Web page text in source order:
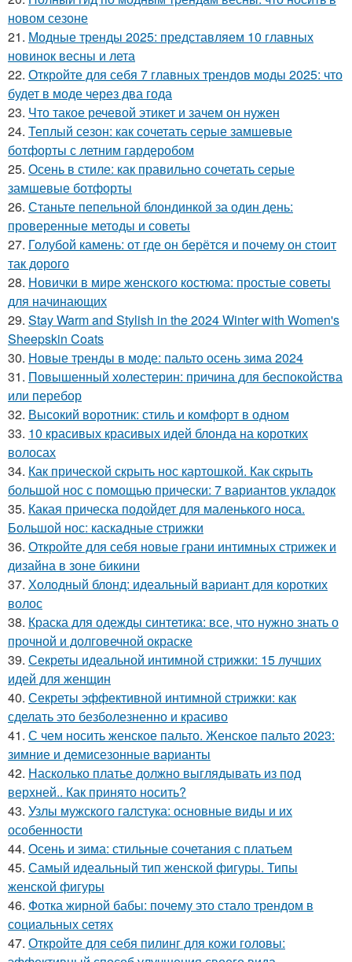
новом сезоне
21. Модные тренды 2025: представляем 10 главных
новинок весны и лета
22. Откройте для себя 7 главных трендов моды 2025: что
будет в моде через два года
23. Что такое речевой этикет и зачем он нужен
24. Теплый сезон: как сочетать серые замшевые
ботфорты с летним гардеробом
25. Осень в стиле: как правильно сочетать серые
замшевые ботфорты
26. Станьте пепельной блондинкой за один день:
проверенные методы и советы
27. Голубой камень: от где он берётся и почему он стоит
так дорого
28. Новички в мире женского костюма: простые советы
для начинающих
29. Stay Warm and Stylish in the 2024 Winter with Women's
Sheepskin Coats
30. Новые тренды в моде: пальто осень зима 2024
31. Повышенный холестерин: причина для беспокойства
или перебор
32. Высокий воротник: стиль и комфорт в одном
33. 10 красивых красивых идей блонда на коротких
волосах
34. Как прической скрыть нос картошкой. Как скрыть
большой нос с помощью прически: 7 вариантов укладок
35. Какая прическа подойдет для маленького носа.
Большой нос: каскадные стрижки
36. Откройте для себя новые грани интимных стрижек и
дизайна в зоне бикини
37. Холодный блонд: идеальный вариант для коротких
волос
38. Краска для одежды синтетика: все, что нужно знать о
прочной и долговечной окраске
39. Секреты идеальной интимной стрижки: 15 лучших
идей для женщин
40. Секреты эффективной интимной стрижки: как
сделать это безболезненно и красиво
41. С чем носить женское пальто. Женское пальто 2023:
зимние и демисезонные варианты
42. Насколько платье должно выглядывать из под
верхней.. Как принято носить?
43. Узлы мужского галстука: основные виды и их
особенности
44. Осень и зима: стильные сочетания с платьем
45. Самый идеальный тип женской фигуры. Типы
женской фигуры
46. Фотка жирной бабы: почему это стало трендом в
социальных сетях
47. Откройте для себя пилинг для кожи головы: